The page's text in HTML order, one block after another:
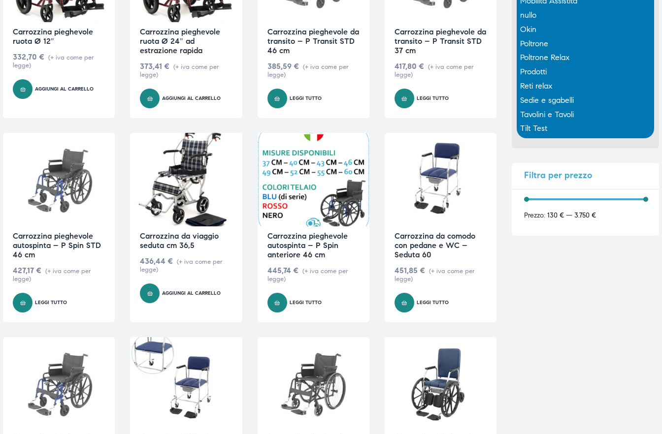
Carrozzina pieghevole
ruota Ø 12″
332,70 € (+ iva come per
legge)
AGGIUNGI AL CARRELLO
Carrozzina pieghevole
ruota Ø 24″ ad
estrazione rapida
373,41€ (+ iva come per
legge)
AGGIUNGI AL CARRELLO
Carrozzina pieghevole da
transito – P Transit STD
46 cm
385,59 € (+ iva come per
legge)
LEGGI TUTTO
Carrozzina pieghevole da
transito – P Transit STD
37 cm
417,80 € (+ iva come per
legge)
LEGGI TUTTO
Carrozzina pieghevole
autospinta – P Spin STD
46 cm
427,17 € (+ iva come per
legge)
LEGGI TUTTO
Carrozzina da viaggio
seduta cm 36,5
436,44€ (+ iva come per
legge)
AGGIUNGI AL CARRELLO
Carrozzina pieghevole
autospinta – P Spin
anteriore 46 cm
445,74 € (+ iva come per
legge)
LEGGI TUTTO
Carrozzina da comodo
con pedane e WC –
Seduta 60
451,85 € (+ iva come per
legge)
LEGGI TUTTO
nullo
Okin
Poltrone
Poltrone Relax
Prodotti
Reti relax
Sedie e sgabelli
Tavolini e Tavoli
Tilt Test
Filtra per prezzo
Prezzo: 130 € — 3.750 €